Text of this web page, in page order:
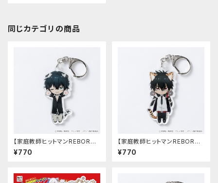
同じカテゴリの商品
【家庭教師ヒットマンREBOR
N!】のび猫アクリルキーホルダ
ー第2弾（大人ランボ）
¥770
【家庭教師ヒットマンREBOR
N!】のび猫アクリルキーホルダ
ー第2弾（XANXUS10年後）
¥770